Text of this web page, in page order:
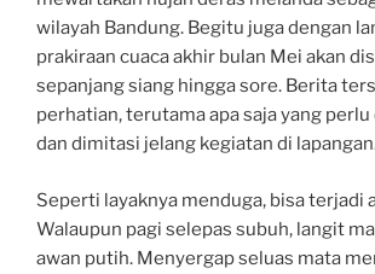
wilayah Bandung. Begitu juga dengan
prakiraan cuaca akhir bulan Mei akan
sepanjang siang hingga sore. Berita
perhatian, terutama apa saja yang
dan dimitasi jelang kegiatan di
Seperti layaknya menduga, bisa terjadi
Walaupun pagi selepas subuh, langit
awan putih. Menyergap seluas mata